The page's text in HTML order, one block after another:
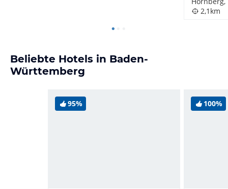
2,1km
Beliebte Hotels in Baden-
Württemberg
95% 100%